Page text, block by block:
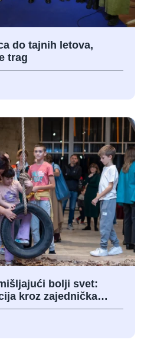
do tajnih letova,
trag
bolji svet:
kroz zajednička…